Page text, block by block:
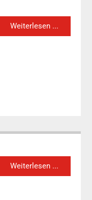
Weiterlesen ...
Weiterlesen ...